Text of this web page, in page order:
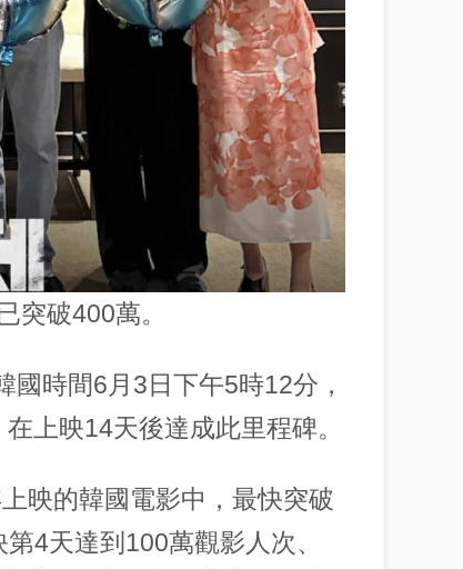
突破400萬。
時間6月3日下午5時12分，
上映14天後達成此里程碑。
映的韓國電影中，最快突破
4天達到100萬觀影人次、